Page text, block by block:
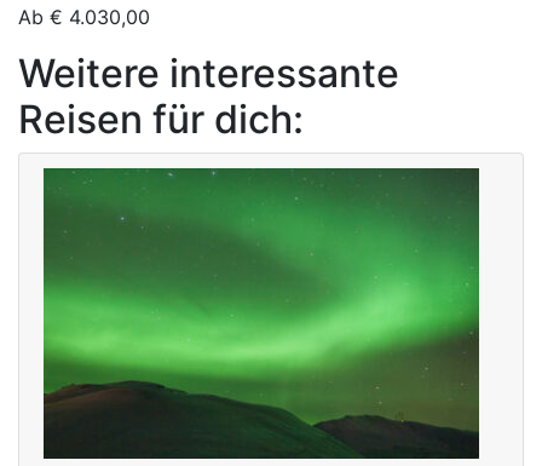
Ab € 4.030,00
Weitere interessante
Reisen für dich: